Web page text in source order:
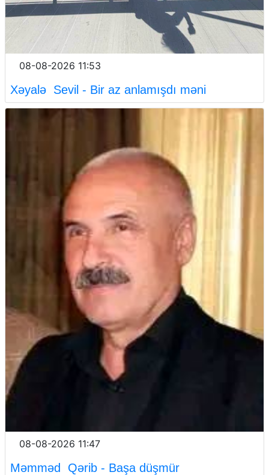
08-08-2026 11:53
Xəyalə Sevil - Bir az anlamışdı məni
08-08-2026 11:47
Məmməd Qərib - Başa düşmür